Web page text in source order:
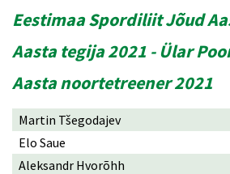
Eestimaa Spordiliit Jõud
Aasta tegija 2021 - Ülar
Aasta noortetreener 2021
Martin Tšegodajev
Elo Saue
Aleksandr Hvorõhh